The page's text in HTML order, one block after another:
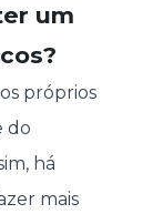
um
próprios
do
há
mais